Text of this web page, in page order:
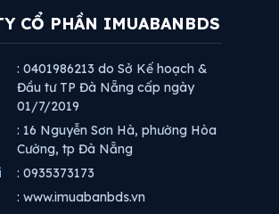
CỔ PHẦN IMUABANBDS
: 0401986213 do Sở Kế hoạch &
Đầu tư TP Đà Nẵng cấp ngày
01/7/2019
: 16 Nguyễn Sơn Hà, phường Hòa
Cường, tp Đà Nẵng
: 0935373173
: www.imuabanbds.vn